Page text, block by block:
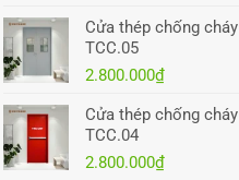
Cửa thép chống cháy
TCC.05
2.800.000₫
Cửa thép chống cháy
TCC.04
2.800.000₫